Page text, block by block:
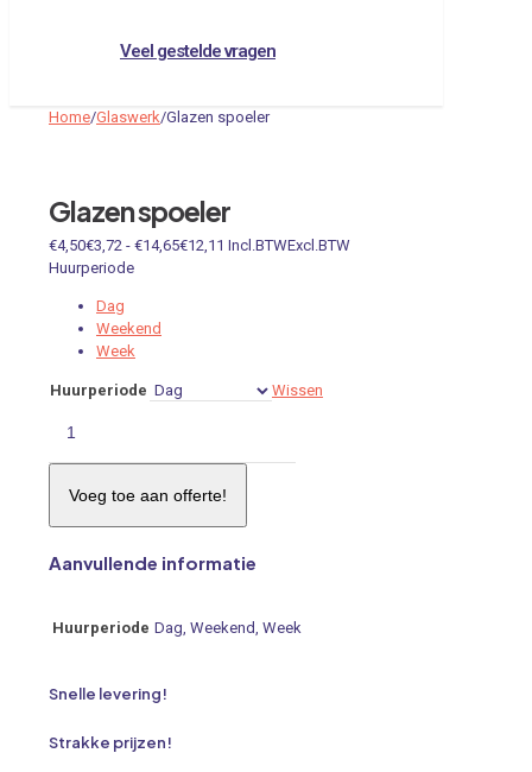
Veel gestelde vragen
Home/Glaswerk/Glazen spoeler
Glazen spoeler
€4,50€3,72 - €14,65€12,11 Prijsklasse:
Incl.BTWExcl.BTW
Huurperiode
Dag
Weekend
Week
Huurperiode
Wissen
spoeler
Voeg toe aan offerte!
Aanvullende informatie
Huurperiode Dag, Weekend, Week
Snelle levering!
Strakke prijzen!